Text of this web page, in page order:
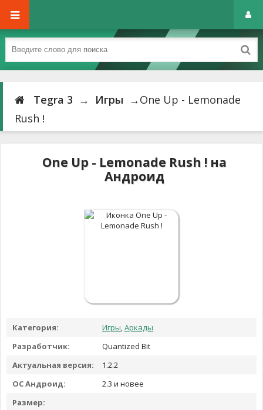
Tegra 3 → Игры →One Up - Lemonade
Rush !
One Up - Lemonade Rush ! на
Андроид
Категория: Игры,Аркады
Разработчик:
Quantized Bit
Актуальная версия:
1.2.2
ОС Андроид:
2.3 и новее
Размер: